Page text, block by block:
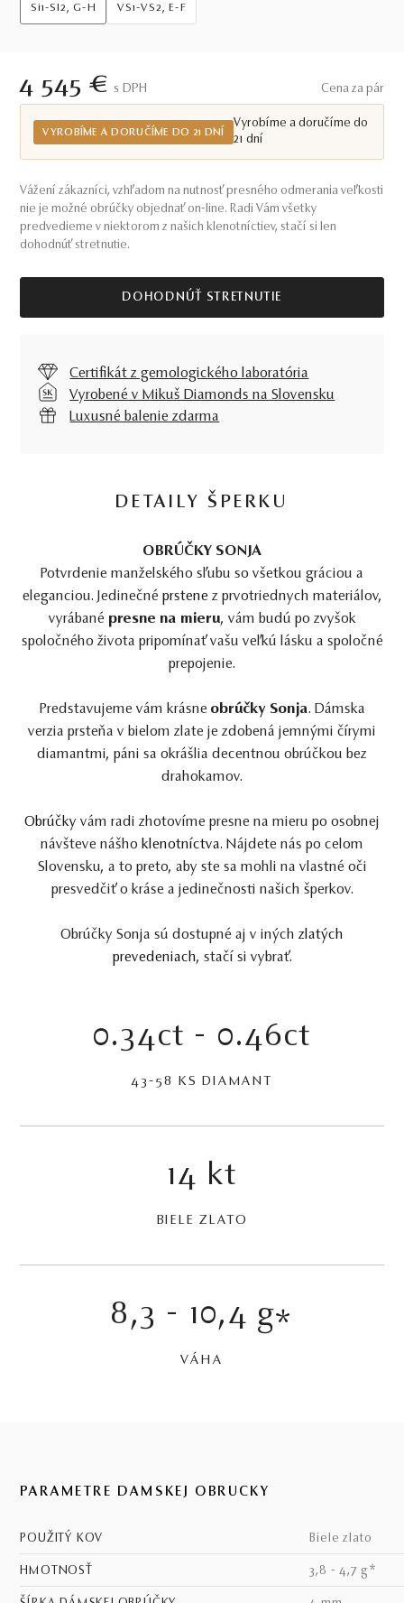
Si1-SI2, G-H VS1-VS2, E-F
4 545 € S DPH Cena za pár
VYROBÍME A DORUČÍME DO 21 DNÍ
Vyrobíme a doručíme do
21 dní
Vážení zákazníci, vzhľadom na nutnosť presného odmerania veľkosti
nie je možné obrúčky objednať on-line. Radi Vám všetky
predvedieme v niektorom z našich klenotníctiev, stačí si len
dohodnúť stretnutie.
DOHODNÚŤ STRETNUTIE
Certifikát z gemologického laboratória
Vyrobené v Mikuš Diamonds na Slovensku
Luxusné balenie zdarma
DETAILY ŠPERKU
OBRÚČKY SONJA
Potvrdenie manželského sľubu so všetkou gráciou a
eleganciou. Jedinečné prstene z prvotriednych materiálov,
vyrábané presne na mieru, vám budú po zvyšok
spoločného života pripomínať vašu veľkú lásku a spoločné
prepojenie.
Predstavujeme vám krásne obrúčky Sonja. Dámska
verzia prsteňa v bielom zlate je zdobená jemnými čírymi
diamantmi, páni sa okrášlia decentnou obrúčkou bez
drahokamov.
Obrúčky vám radi zhotovíme presne na mieru po osobnej
návšteve nášho klenotníctva. Nájdete nás po celom
Slovensku, a to preto, aby ste sa mohli na vlastné oči
presvedčiť o kráse a jedinečnosti našich šperkov.
Obrúčky Sonja sú dostupné aj v iných zlatých
prevedeniach, stačí si vybrať.
0.34ct - 0.46ct
43-58 KS DIAMANT
14 kt
BIELE ZLATO
8,3 - 10,4 g*
VÁHA
PARAMETRE DÁMSKEJ OBRÚČKY
POUŽITÝ KOV biele zlato
HMOTNOSŤ 3,8 - 4,7 g*